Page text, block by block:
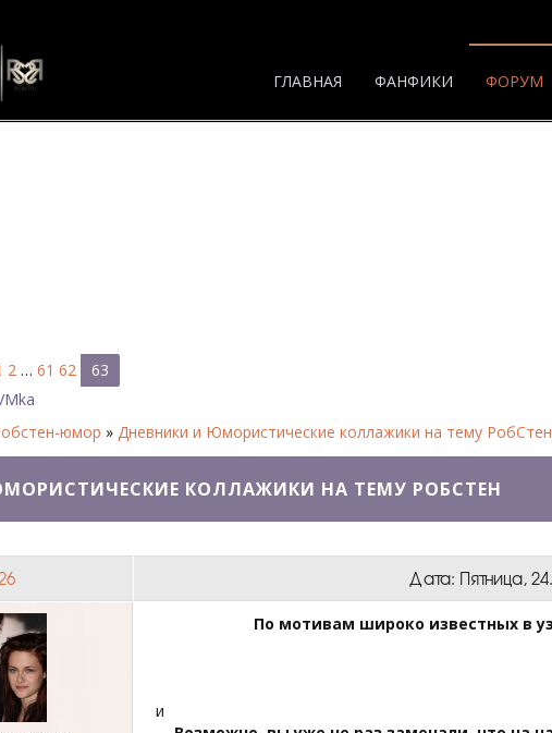
ГЛАВНАЯ ФАНФИКИ ФОРУМ
2 … 61 62
63
юмор » Дневники и Юмористические коллажики на тему РобСтен
КОЛЛАЖИКИ НА ТЕМУ РОБСТЕН
Дата: Пятница,
По мотивам широко известных в
и